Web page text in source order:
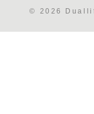
© 2026